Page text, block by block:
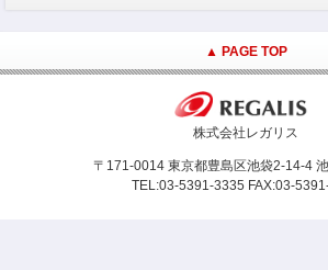
▲ PAGE TOP
株式会社レガリス
〒171-0014 東京都豊島区池袋2-14-4
TEL:03-5391-3335 FAX:03-